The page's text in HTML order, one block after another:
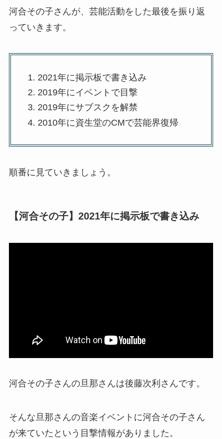
河合その子さんが、芸能活動をした最後を振り返
っていきます。
2021年に掲示板で書き込み
2019年にイベントで目撃
2019年にサブスクを解禁
2010年に資生堂のCMで芸能界復帰
順番に見ていきましょう。
【河合その子】2021年に掲示板で書き込み
河合その子さんの旦那さんは後藤次利さんです。
そんな旦那さんの音楽イベントに河合その子さん
が来ていたという目撃情報がありました。